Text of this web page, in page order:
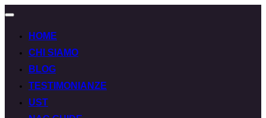
HOME
CHI SIAMO
BLOG
TESTIMONIANZE
UST